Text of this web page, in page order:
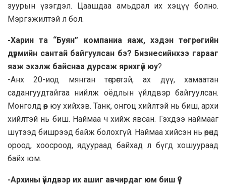
зуурын үзэгдэл. Цаашдаа амьдрал их хэцүү болно.
Мэргэжилтэй л бол.
-Харин та “Буян” компаниа яаж, хэдэн төгрөгийн
дүрмийн сантай байгуулсан бэ? Бизнесийнхээ гарааг
яаж эхэлж байснаа дурсаж ярихгүй юу?
-Анх 20-иод мянган төгрөгтэй, ах дүү, хамаатан
садангуудтайгаа нийлж оёдлын үйлдвэр байгуулсан.
Монголд өөр юу хийхэв. Танк, онгоц хийлтэй нь биш, архи
хийлтэй нь биш. Наймаа ч хийж явсан. Гэхдээ наймааг
шүтээд бишрээд байж болохгүй. Наймаа хийсэн нь өрөнд
ороод, хоосроод, ядуураад байхад л бүгд хошуураад
байх юм.
-Архины үйлдвэр их ашиг авчирдаг юм биш үү?